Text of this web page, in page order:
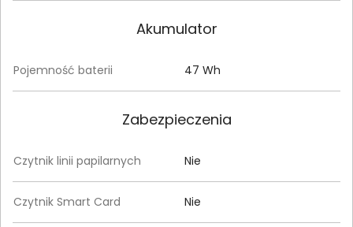
Akumulator
Pojemność baterii 47 Wh
Zabezpieczenia
Czytnik linii papilarnych Nie
Czytnik Smart Card Nie